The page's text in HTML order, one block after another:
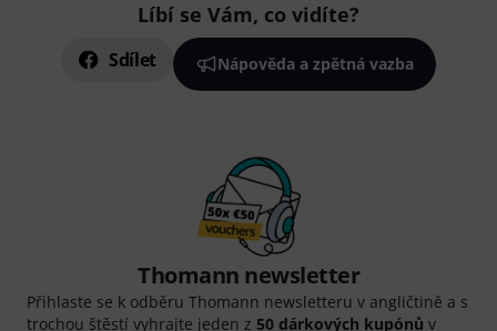
Líbí se Vám, co vidíte?
Sdílet Nápověda a zpětná vazba
Thomann newsletter
Přihlaste se k odběru Thomann newsletteru v angličtině a s
trochou štěstí vyhrajte jeden z 50 dárkových kupónů v